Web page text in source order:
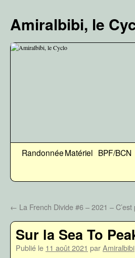
contenu
Amiralbibi, le
RandonnéeMatériel BPF/BCN
← La French Divide #6 – 2021 – C’est
Sur la Sea To
Publié le 11 août 2021 parAmiralbibi